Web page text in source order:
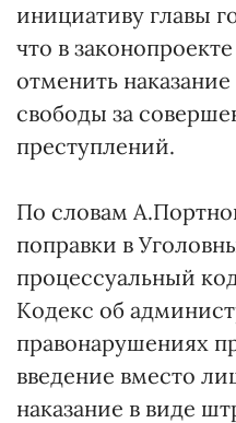
инициативу главы
что в
отменить
свободы за
преступлений.
По словам
поправки в
процессуальный
Кодекс об
правонарушениях
введение вместо
наказание в виде